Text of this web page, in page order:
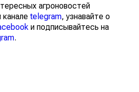
агроновостей
telegram, узнавайте о
и подписывайтесь на
.